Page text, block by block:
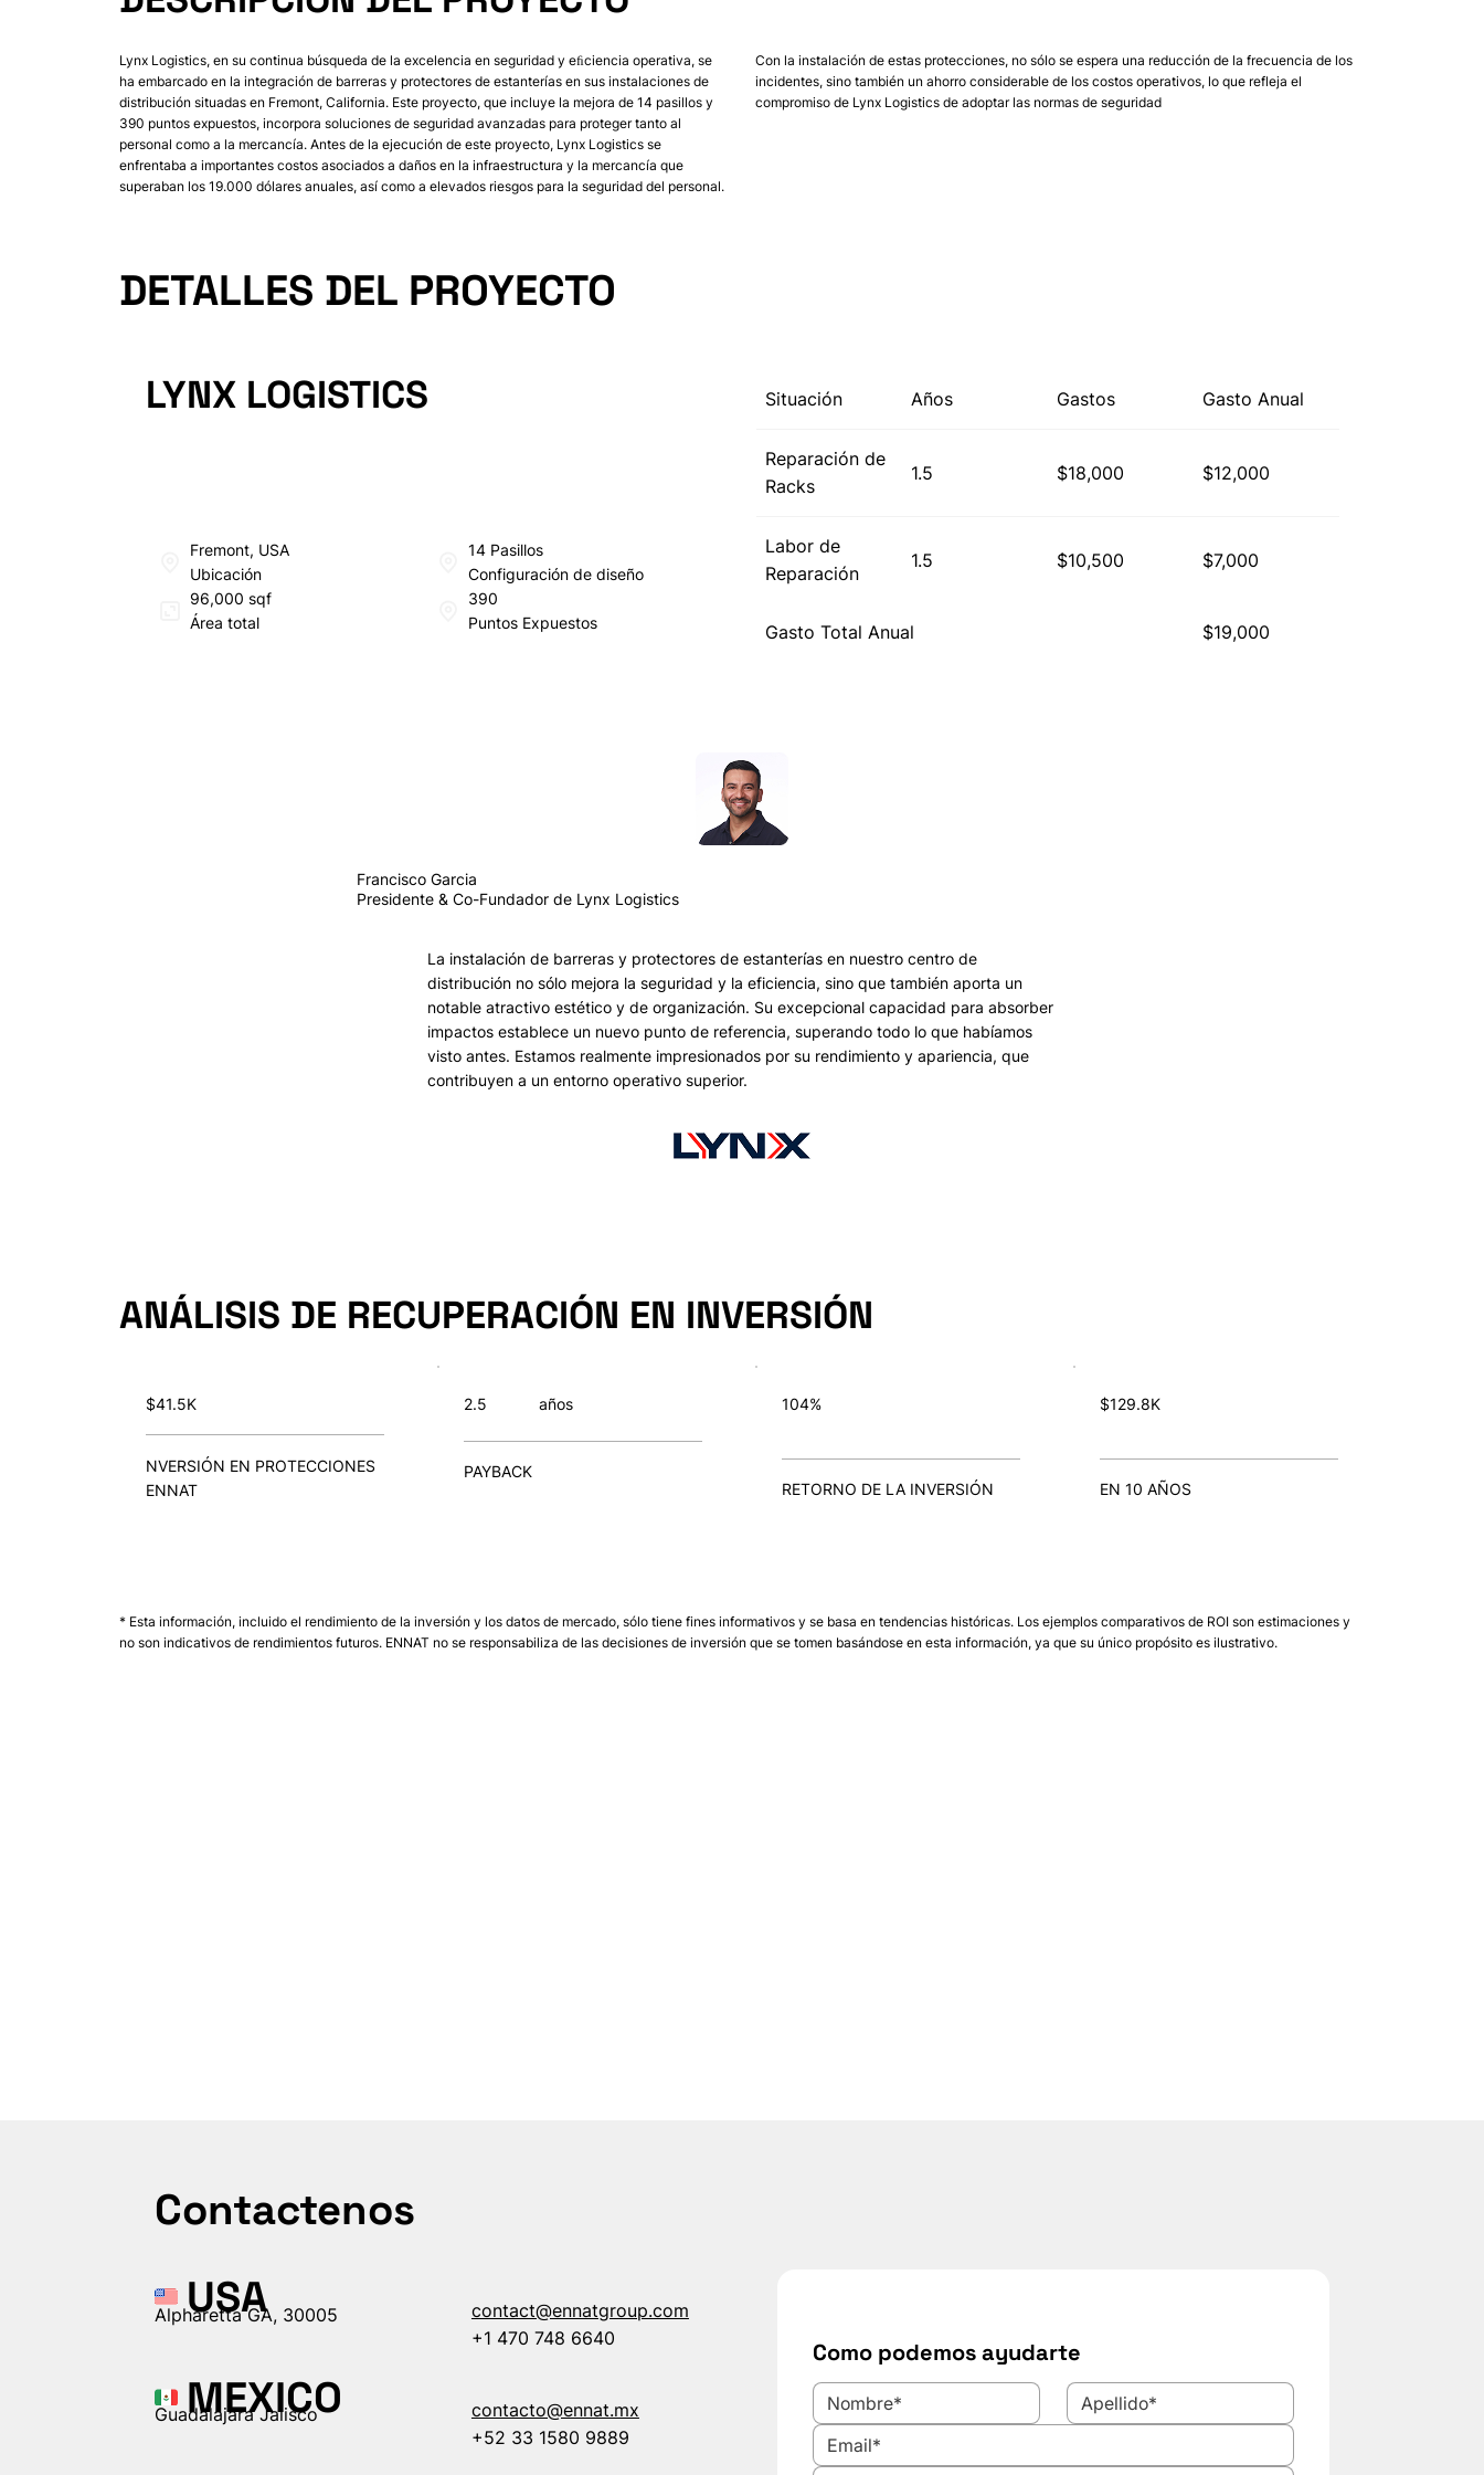
Con la instalación de estas protecciones, no sólo se espera una reducción de la frecuencia de los
incidentes, sino también un ahorro considerable de los costos operativos, lo que refleja el
compromiso de Lynx Logistics de adoptar las normas de seguridad
Lynx Logistics, en su continua búsqueda de la excelencia en seguridad y eﬁciencia operativa, se
ha embarcado en la integración de barreras y protectores de estanterías en sus instalaciones de
distribución situadas en Fremont, California. Este proyecto, que incluye la mejora de 14 pasillos y
390 puntos expuestos, incorpora soluciones de seguridad avanzadas para proteger tanto al
personal como a la mercancía. Antes de la ejecución de este proyecto, Lynx Logistics se
enfrentaba a importantes costos asociados a daños en la infraestructura y la mercancía que
superaban los 19.000 dólares anuales, así como a elevados riesgos para la seguridad del personal.
Ubicación
Fremont, USA
Configuración de diseño
14 Pasillos
Área total
96,000 sqf
Puntos Expuestos
390
LYNX LOGISTICS
$19,000
Gasto Total Anual
$7,000
$10,500
1.5
Labor de
Reparación
$12,000
$18,000
1.5
Reparación de
Racks
Gasto Anual
Gastos
Años
Situación
DETALLES DEL PROYECTO
La instalación de barreras y protectores de estanterías en nuestro centro de
distribución no sólo mejora la seguridad y la eficiencia, sino que también aporta un
notable atractivo estético y de organización. Su excepcional capacidad para absorber
impactos establece un nuevo punto de referencia, superando todo lo que habíamos
visto antes. Estamos realmente impresionados por su rendimiento y apariencia, que
contribuyen a un entorno operativo superior.
Presidente & Co-Fundador de Lynx Logistics
Francisco Garcia
* Esta información, incluido el rendimiento de la inversión y los datos de mercado, sólo tiene fines informativos y se basa en tendencias históricas. Los ejemplos comparativos de ROI son estimaciones y
no son indicativos de rendimientos futuros. ENNAT no se responsabiliza de las decisiones de inversión que se tomen basándose en esta información, ya que su único propósito es ilustrativo.
EN 10 AÑOS
$129.8K
RETORNO DE LA INVERSIÓN
104%
PAYBACK
2.5 años
NVERSIÓN EN PROTECCIONES
ENNAT
$41.5K
ANÁLISIS DE RECUPERACIÓN EN INVERSIÓN
Alpharetta GA, 30005
USA
contact@ennatgroup.com
+1 470 748 6640
Guadalajara Jalisco
MEXICO
contacto@ennat.mx
+52 33 1580 9889
Como podemos ayudarte
Contactenos